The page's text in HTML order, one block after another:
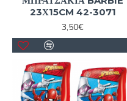
23Χ15CM 42-3071
3,50€